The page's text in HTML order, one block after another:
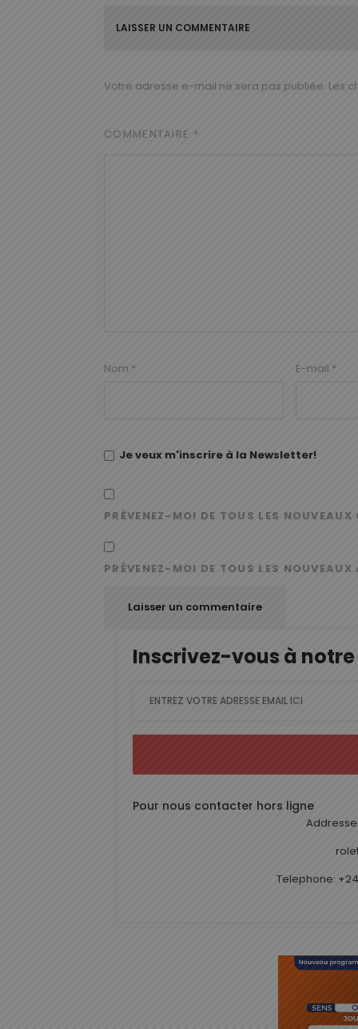
LAISSER UN COMMENTAIRE
Votre adresse e-mail ne sera pas publiée. Les
COMMENTAIRE *
Nom * E-mail *
Je veux m'inscrire à la Newsletter!
PRÉVENEZ-MOI DE TOUS LES
PRÉVENEZ-MOI DE TOUS LES
Inscrivez-vous à
Pour nous contacter hors ligne
Telephone: